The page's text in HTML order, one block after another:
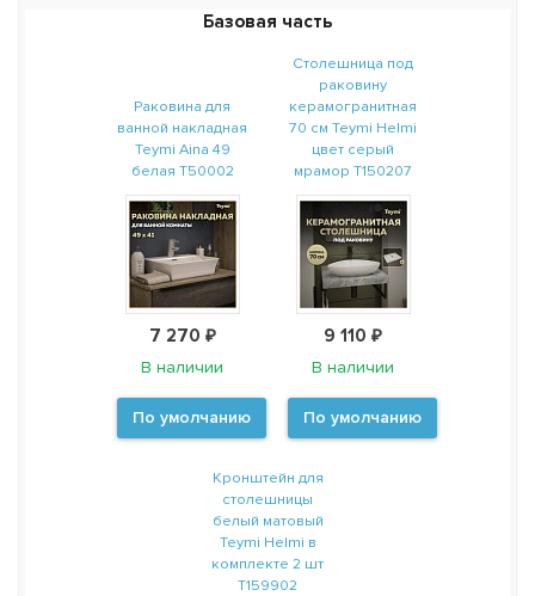
Базовая часть
Раковина для
ванной накладная
Teymi Aina 49
белая T50002
7 270 ₽
В наличии
По умолчанию
Столешница под
раковину
керамогранитная
70 см Teymi Helmi
цвет серый
мрамор T150207
9 110 ₽
В наличии
По умолчанию
Кронштейн для
столешницы
белый матовый
Teymi Helmi в
комплекте 2 шт
T159902